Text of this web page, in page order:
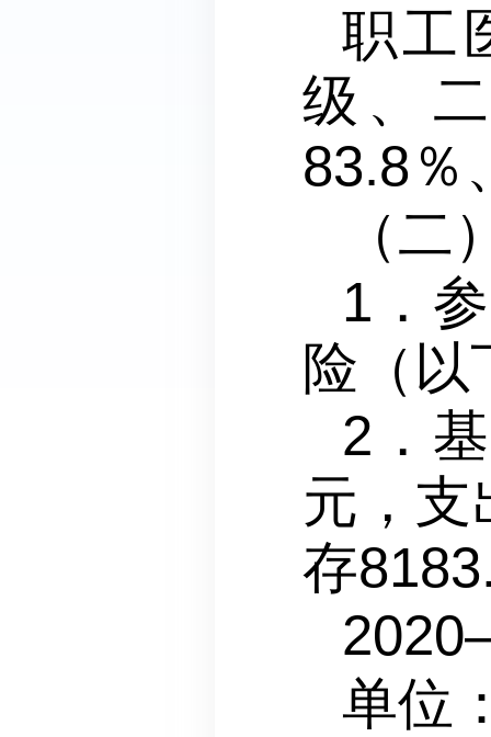
职工
级、
83.8％
（
1．
险（以
2．
元，支
存
2020
单位